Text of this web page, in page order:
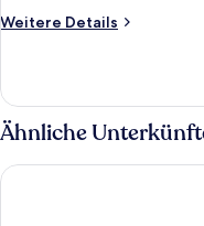
Weitere Details
Weitere
(View)
Ähnliche
Moxy Vienna Airport